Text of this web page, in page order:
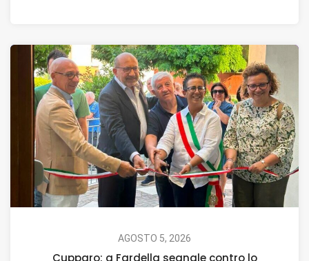
AGOSTO 5, 2026
Cupparo: a Fardella segnale contro lo